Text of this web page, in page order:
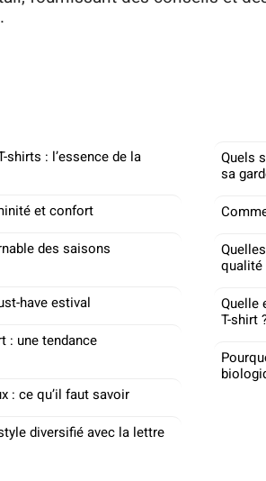
shirts : l’essence de la
et confort
des saisons
have estival
: une tendance
: ce qu’il faut savoir
diversifié avec la lettre
Quels
sa
qualité
Quelle
T-shirt